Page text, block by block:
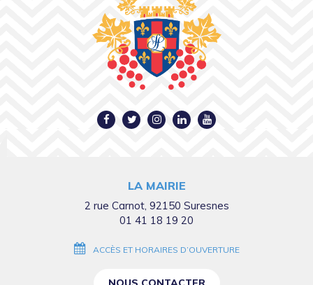
Lien
Facebook
Lien
Twitter
Lien
Instagram
Lien
Linkedin
Lien
LA MAIRIE
2 rue Carnot, 92150 Suresnes
01 41 18 19 20
ACCÈS ET HORAIRES D’OUVERTURE